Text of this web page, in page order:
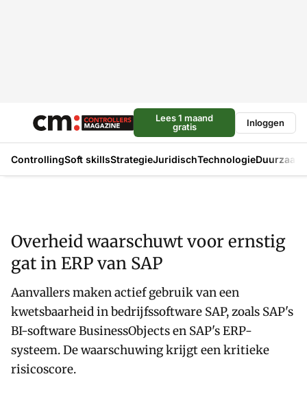
Lees 1 maand
gratis
Inloggen
ControllingSoft skillsStrategieJuridischTechnologie
Overheid waarschuwt voor ernstig
gat in ERP van SAP
Aanvallers maken actief gebruik van een
kwetsbaarheid in bedrijfssoftware SAP, zoals SAP's
BI-software BusinessObjects en SAP's ERP-
systeem. De waarschuwing krijgt een kritieke
risicoscore.